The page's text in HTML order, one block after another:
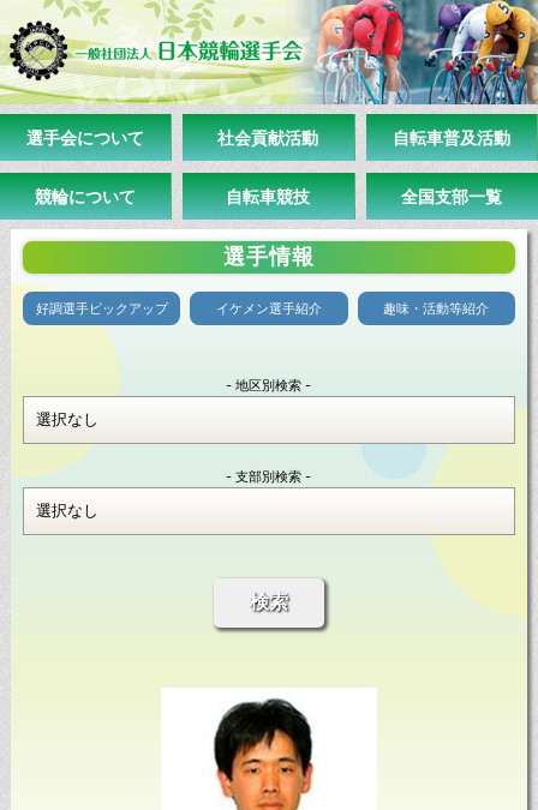
選手会について 社会貢献活動 自転車普及活動
競輪について 自転車競技 全国支部一覧
選手情報
好調選手ピックアップ イケメン選手紹介 趣味・活動等紹介
- 地区別検索 -
- 支部別検索 -
検索